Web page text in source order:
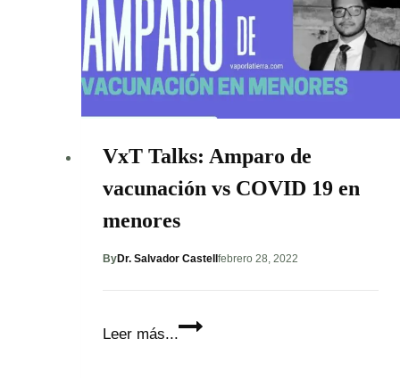
VxT Talks: Amparo de
vacunación vs COVID 19 en
menores
ByDr. Salvador Castellfebrero 28, 2022
Leer más...
VxT